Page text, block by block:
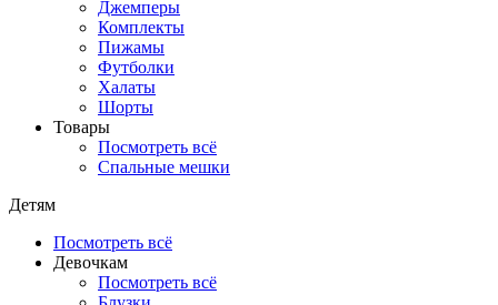
Джемперы
Комплекты
Пижамы
Футболки
Халаты
Шорты
Товары
Посмотреть всё
Спальные мешки
Детям
Посмотреть всё
Девочкам
Посмотреть всё